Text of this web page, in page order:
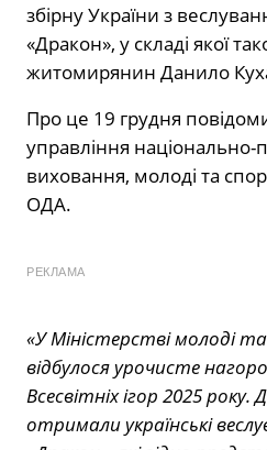
збірну України з
«Дракон», у складі якої
житомирянин Данило
Про це 19 грудня
управління національно-
виховання, молоді та
ОДА.
РЕКЛАМА
«У Міністерстві молоді
відбулося урочисте
Всесвітніх ігор 2025 року.
отримали українські